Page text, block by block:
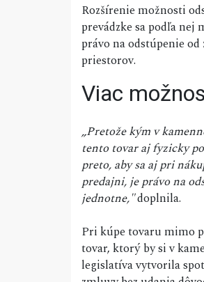
Rozšírenie možnosti
prevádzke sa podľa
právo na odstúpenie
priestorov.
Viac
„Pretože kým v
tento tovar aj fyzicky
preto, aby sa aj pri
predajni, je právo na
jednotne,"doplnila.
Pri kúpe tovaru mimo
tovar, ktorý by si v
legislatíva vytvorila